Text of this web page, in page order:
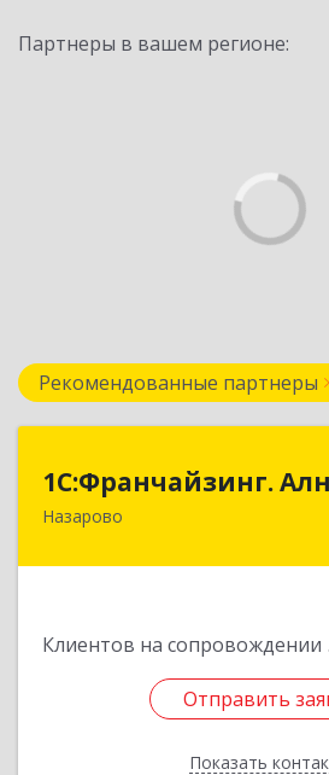
Партнеры в вашем регионе:
Рекомендованные партнеры
1С:Франчайзинг.
Назарово
Клиентов на сопровождении
Отправить
Показать
662200, Красноярский
Отправить
Назад